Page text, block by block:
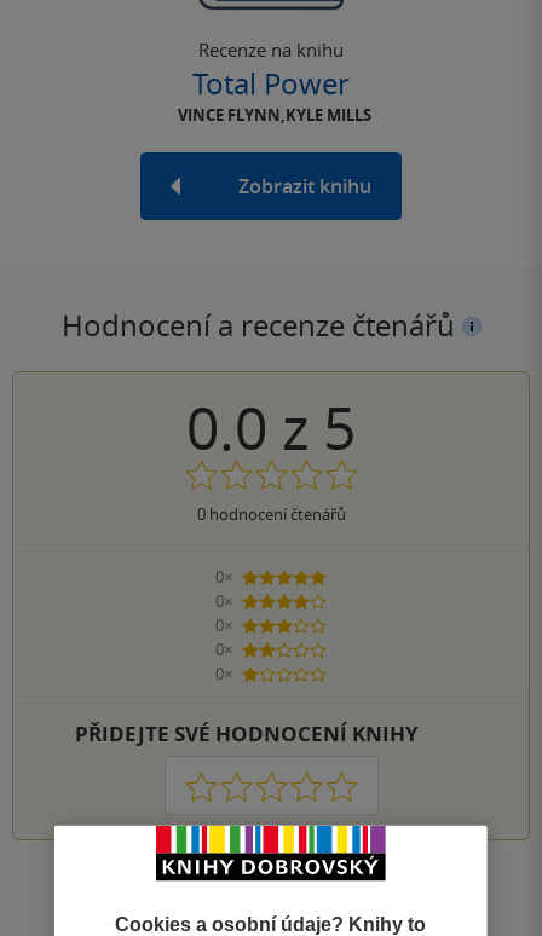
Recenze na knihu
Total Power
VINCE FLYNN,KYLE MILLS
Zobrazit knihu
Hodnocení a recenze čtenářů
0.0 z 5
0hodnocení čtenářů
0×
5 hvězdiček
0×
4 hvězdičky
0×
3 hvězdičky
0×
2 hvězdičky
0×
1 hvezdička
PŘIDEJTE SVÉ HODNOCENÍ KNIHY
1 2 3 4 5
Zobrazeno 20 z 20
Cookies a osobní údaje? Knihy to